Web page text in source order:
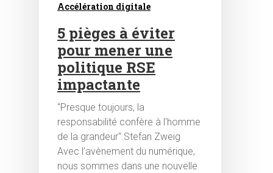
Accélération digitale
5 pièges à éviter
pour mener une
politique RSE
impactante
"Presque toujours, la
responsabilité confère à l'homme
de la grandeur".Stefan Zweig
Avec l’avènement du numérique,
nous sommes dans une nouvelle